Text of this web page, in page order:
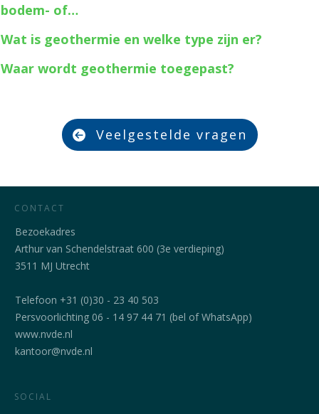
bodem- of…
Wat is geothermie en welke type zijn er?
Waar wordt geothermie toegepast?
Veelgestelde vragen
CONTACT
Bezoekadres
Arthur van Schendelstraat 600 (3e verdieping)
3511 MJ Utrecht
Telefoon +31 (0)30 - 23 40 503
Persvoorlichting 06 - 14 97 44 71 (bel of WhatsApp)
www.nvde.nl
kantoor@nvde.nl
SOCIAL